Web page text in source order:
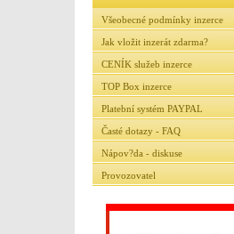
Všeobecné podmínky inzerce
Jak vložit inzerát zdarma?
CENÍK služeb inzerce
TOP Box inzerce
Platební systém PAYPAL
Časté dotazy - FAQ
Nápov?da - diskuse
Provozovatel